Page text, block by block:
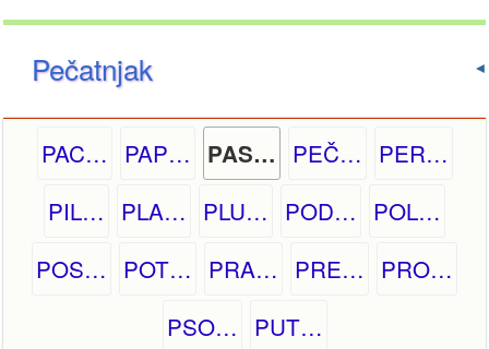
Pečatnjak
PAC… PAP… PAS… PEČ… PER…
PIL… PLA… PLU… POD… POL…
POS… POT… PRA… PRE… PRO…
PSO… PUT…